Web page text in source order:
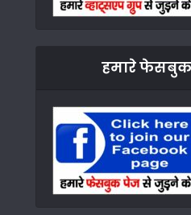
हमारे